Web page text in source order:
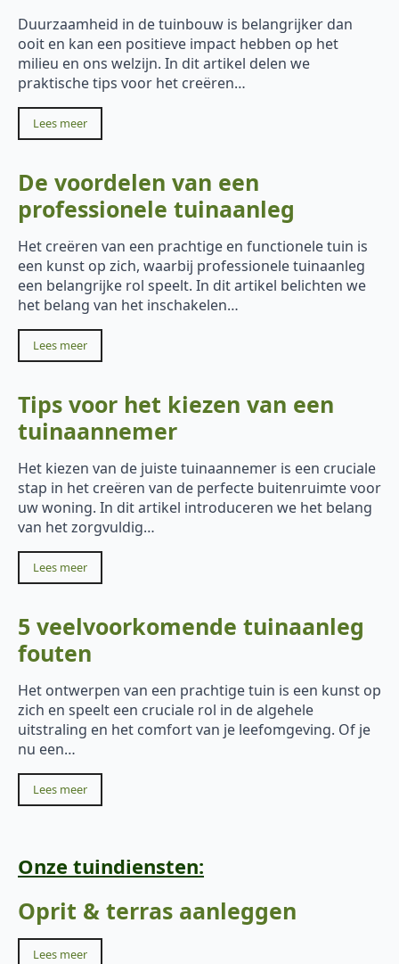
Duurzaamheid in de tuinbouw is belangrijker dan
ooit en kan een positieve impact hebben op het
milieu en ons welzijn. In dit artikel delen we
praktische tips voor het creëren…
Lees meer
De voordelen van een
professionele tuinaanleg
Het creëren van een prachtige en functionele tuin is
een kunst op zich, waarbij professionele tuinaanleg
een belangrijke rol speelt. In dit artikel belichten we
het belang van het inschakelen…
Lees meer
Tips voor het kiezen van een
tuinaannemer
Het kiezen van de juiste tuinaannemer is een cruciale
stap in het creëren van de perfecte buitenruimte voor
uw woning. In dit artikel introduceren we het belang
van het zorgvuldig…
Lees meer
5 veelvoorkomende tuinaanleg
fouten
Het ontwerpen van een prachtige tuin is een kunst op
zich en speelt een cruciale rol in de algehele
uitstraling en het comfort van je leefomgeving. Of je
nu een…
Lees meer
Onze tuindiensten:
Oprit & terras aanleggen
Lees meer